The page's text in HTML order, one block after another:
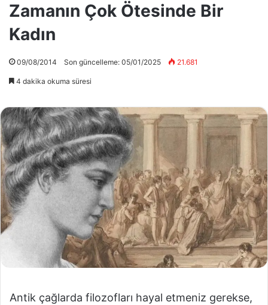
Zamanın Çok Ötesinde Bir
Kadın
09/08/2014 Son güncelleme: 05/01/2025 21.681
4 dakika okuma süresi
Antik çağlarda filozofları hayal etmeniz gerekse,